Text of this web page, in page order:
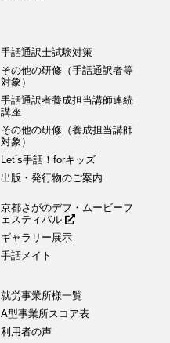
手話通訳士試験対策
その他の研修（手話通訳者等
対象）
手話通訳者養成担当講師連続
講座
その他の研修（養成担当講師
対象）
Let’s手話！forキッズ
出版・発行物のご案内
京都さがのデフ・ムービーフ
ェスティバル
ギャラリー展示
手話メイト
就労事業所様一覧
A型事業所スコア表
利用者の声